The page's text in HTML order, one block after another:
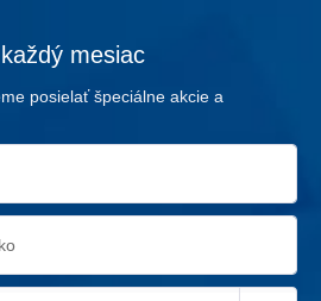
mesiac
posielať špeciálne akcie a